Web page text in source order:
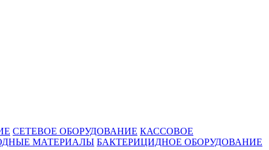
СЕТЕВОЕ ОБОРУДОВАНИЕ КАССОВОЕ
МАТЕРИАЛЫ БАКТЕРИЦИДНОЕ ОБОРУДОВАНИЕ